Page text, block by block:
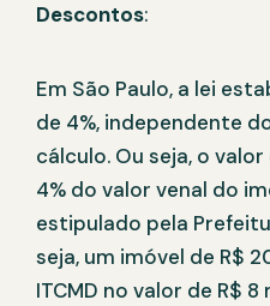
Descontos:
Em São Paulo, a lei
de 4%, independente
cálculo. Ou seja, o
4% do valor venal do
estipulado pela
seja, um imóvel de R$
ITCMD no valor de R$ 8